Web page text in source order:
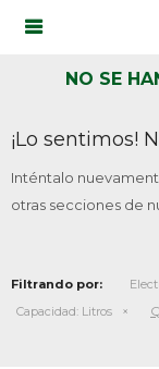

NO SE
¡Lo sentimos!
Inténtalo
otras secciones de
Filtrando por:
Capacidad: Litros